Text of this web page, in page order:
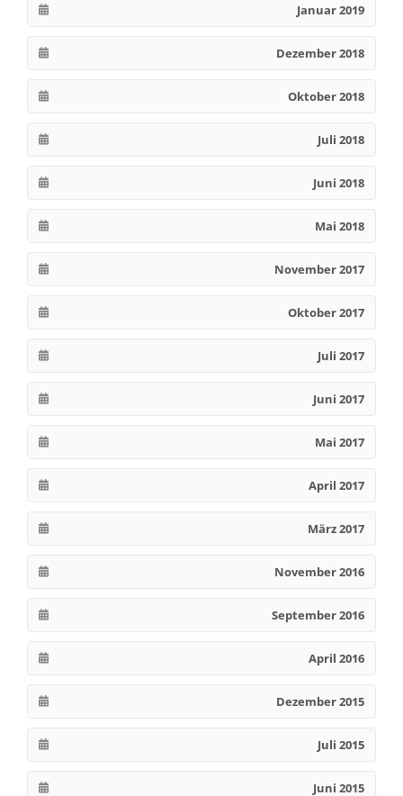
Januar 2019
Dezember 2018
Oktober 2018
Juli 2018
Juni 2018
Mai 2018
November 2017
Oktober 2017
Juli 2017
Juni 2017
Mai 2017
April 2017
März 2017
November 2016
September 2016
April 2016
Dezember 2015
Juli 2015
Juni 2015